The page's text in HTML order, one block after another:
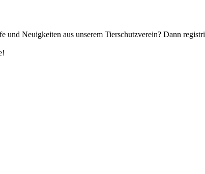
und Neuigkeiten aus unserem Tierschutzverein? Dann